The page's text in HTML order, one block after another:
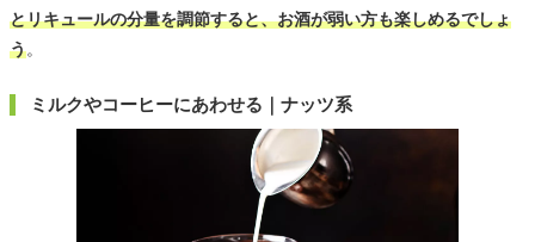
とリキュールの分量を調節すると、お酒が弱い方も楽しめるでしょ
う。
ミルクやコーヒーにあわせる｜ナッツ系